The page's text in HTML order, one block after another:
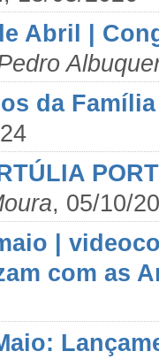
Abril |
da
, 05/10/
|
com as